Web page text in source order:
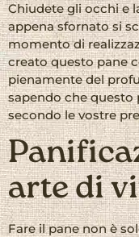
Chiudete gli occhi e
appena sfornato si
momento di
creato questo pane
pienamente del
sapendo che
secondo le vostre
arte di
Fare il pane non è